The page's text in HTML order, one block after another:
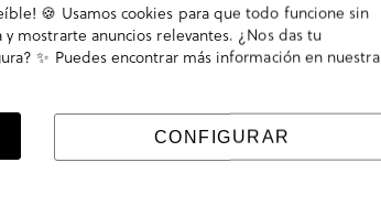
🍪 Usamos cookies para que todo funcione sin
mostrarte anuncios relevantes. ¿Nos das tu
✨ Puedes encontrar más información en nuestra
CONFIGURAR